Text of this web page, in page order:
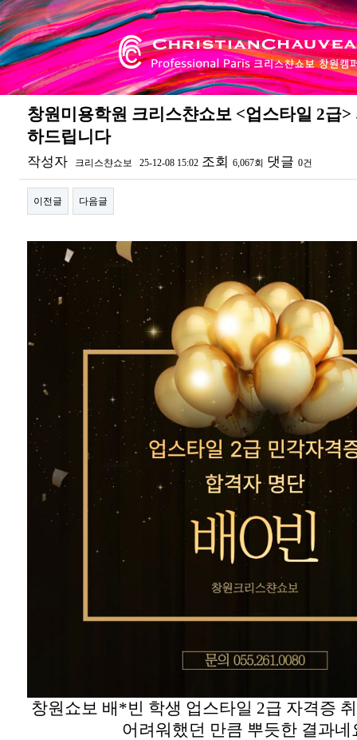
창원미용학원 크리스챤쇼보 <업스타일 2급
하드립니다
작성자 크리스챤쇼보 25-12-08 15:02 조회 6,067회 댓글 0건
이전글 다음글
본문
창원쇼보 배*빈 학생 업스타일 2급 자격증
어려워했던 만큼 뿌듯한 결과네